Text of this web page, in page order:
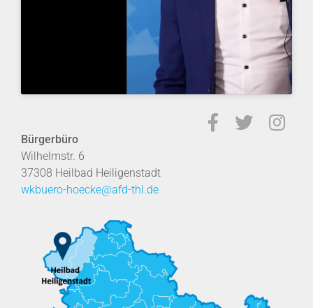
Bürgerbüro
Wilhelmstr. 6
37308 Heilbad Heiligenstadt
wkbuero-hoecke@afd-thl.de